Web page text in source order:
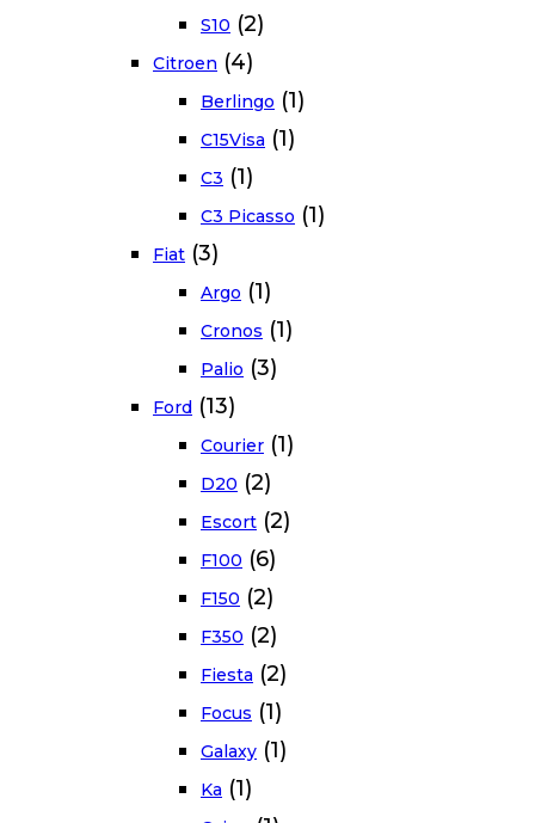
S10 (2)
Citroen (4)
Berlingo (1)
C15Visa (1)
C3 (1)
C3 Picasso (1)
Fiat (3)
Argo (1)
Cronos (1)
Palio (3)
Ford (13)
Courier (1)
D20 (2)
Escort (2)
F100 (6)
F150 (2)
F350 (2)
Fiesta (2)
Focus (1)
Galaxy (1)
Ka (1)